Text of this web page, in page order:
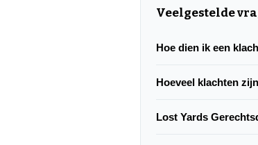
Veelgestelde
Hoe dien ik een
Hoeveel klachten
Lost Yards